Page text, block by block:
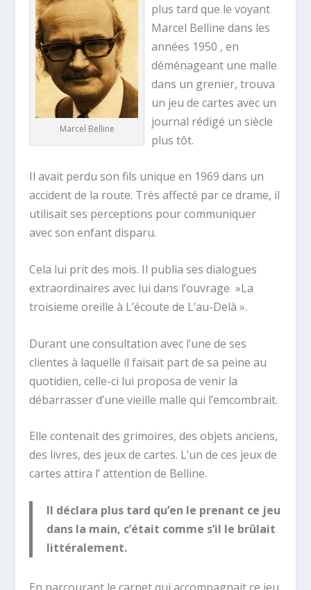
Marcel Belline
plus tard que le voyant
Marcel Belline dans les
années 1950 , en
déménageant une malle
dans un grenier, trouva
un jeu de cartes avec un
journal rédigé un siècle
plus tôt.
Il avait perdu son fils unique en 1969 dans un
accident de la route. Très affecté par ce drame, il
utilisait ses perceptions pour communiquer
avec son enfant disparu.
Cela lui prit des mois. Il publia ses dialogues
extraordinaires avec lui dans l’ouvrage »La
troisieme oreille à L’écoute de L’au-Delà ».
Durant une consultation avec l’une de ses
clientes à laquelle il faisait part de sa peine au
quotidien, celle-ci lui proposa de venir la
débarrasser d’une vieille malle qui l’emcombrait.
Elle contenait des grimoires, des objets anciens,
des livres, des jeux de cartes. L’un de ces jeux de
cartes attira l’ attention de Belline.
Il déclara plus tard qu’en le prenant ce jeu
dans la main, c’était comme s’il le brûlait
littéralement.